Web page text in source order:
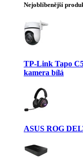
Nejoblíbenější
TP-Link Tapo
kamera bílá
ASUS ROG